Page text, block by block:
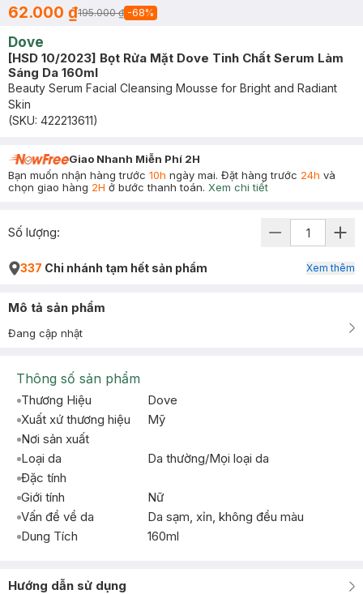
62.000 ₫195.000 ₫ -68%
Dove
[HSD 10/2023] Bọt Rửa Mặt Dove Tinh Chất Serum Làm
Sáng Da 160ml
Beauty Serum Facial Cleansing Mousse for Bright and Radiant
Skin
(SKU: 422213611)
Giao Nhanh Miễn Phí 2H
Bạn muốn nhận hàng trước 10h ngày mai. Đặt hàng trước 24h và
chọn giao hàng 2H ở bước thanh toán. Xem chi tiết
Số lượng:
337 Chi nhánh tạm hết sản phẩm Xem thêm
Mô tả sản phẩm
Đang cập nhật
Thông số sản phẩm
Thương Hiệu
Dove
Xuất xứ thương hiệu
Mỹ
Nơi sản xuất
Loại da
Da thường/Mọi loại da
Đặc tính
Giới tính
Nữ
Vấn đề về da
Da sạm, xỉn, không đều màu
Dung Tích
160ml
Hướng dẫn sử dụng